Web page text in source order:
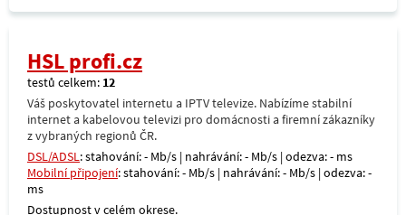
HSL profi.cz
testů celkem: 12
Váš poskytovatel internetu a IPTV televize. Nabízíme stabilní
internet a kabelovou televizi pro domácnosti a firemní zákazníky
z vybraných regionů ČR.
DSL/ADSL: stahování: - Mb/s | nahrávání: - Mb/s | odezva: - ms
Mobilní připojení: stahování: - Mb/s | nahrávání: - Mb/s | odezva: -
ms
Dostupnost v celém okrese.